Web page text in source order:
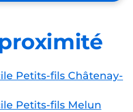
Petits-fils Châtenay-
Petits-fils Melun